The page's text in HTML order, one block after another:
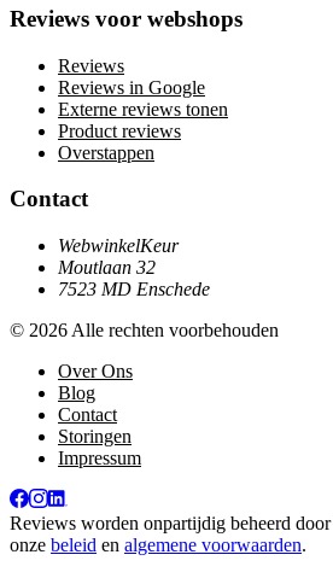
Reviews voor webshops
Reviews
Reviews in Google
Externe reviews tonen
Product reviews
Overstappen
Contact
WebwinkelKeur
Moutlaan 32
7523 MD Enschede
© 2026 Alle rechten voorbehouden
Over Ons
Blog
Contact
Storingen
Impressum
Reviews worden onpartijdig beheerd door
onze beleid en algemene voorwaarden.